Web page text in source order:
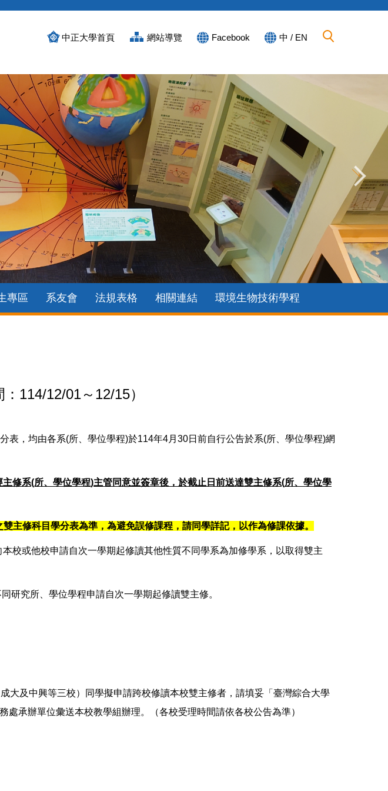
中正大學首頁 網站導覽 Facebook 中 / EN
專區 系友會 法規表格 相關連結 環境生物技術學程
114/12/01～12/15）
，均由各系(所、學位學程)於114年4月30日前自行公告於系(所、學位學程)網
主修系(所、學位學程)主管同意並簽章後，於截止日前送達雙主修系(所、學位學
雙主修科目學分表為準，為避免誤修課程，請同學詳記，以作為修課依據。
校或他校申請自次一學期起修讀其他性質不同學系為加修學系，以取得雙主
研究所、學位學程申請自次一學期起修讀雙主修。
大及中興等三校）同學擬申請跨校修讀本校雙主修者，請填妥「臺灣綜合大學
承辦單位彙送本校教學組辦理。（各校受理時間請依各校公告為準）